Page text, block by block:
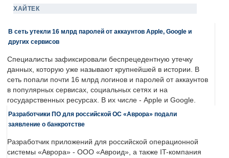
ХАЙТЕК
В сеть утекли 16 млрд паролей от аккаунтов Apple, Google и
других сервисов
Специалисты зафиксировали беспрецедентную утечку
данных, которую уже называют крупнейшей в истории. В
сеть попали почти 16 млрд логинов и паролей от аккаунтов
в популярных сервисах, социальных сетях и на
государственных ресурсах. В их числе - Apple и Google.
Разработчики ПО для российской ОС «Аврора» подали
заявление о банкротстве
Разработчик приложений для российской операционной
системы «Аврора» - ООО «Авроид», а также IT-компания